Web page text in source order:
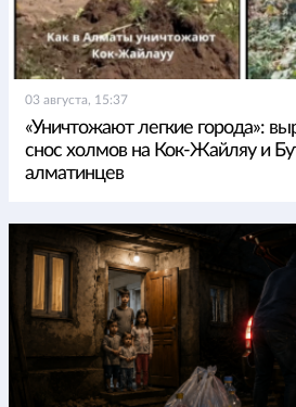
03 августа, 15:37
«Уничтожают легкие города»:
снос холмов на Кок-Жайляу и
алматинцев